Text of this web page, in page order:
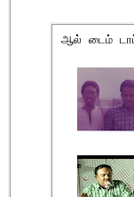
ஆல் டைம்